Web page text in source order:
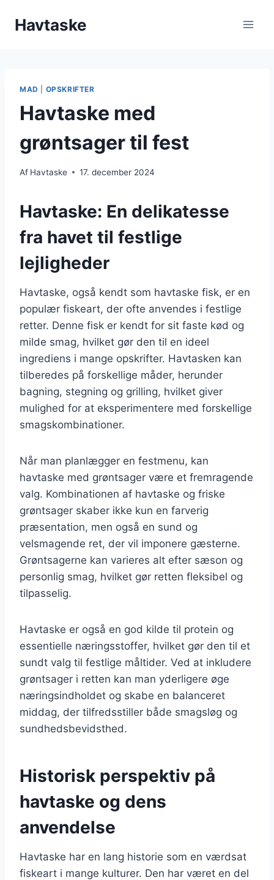
Havtaske
MAD OPSKRIFTER
Havtaske med
grøntsager til fest
Af Havtaske 17. december 2024
Havtaske: En delikatesse
fra havet til festlige
lejligheder
Havtaske, også kendt som havtaske fisk, er en
populær fiskeart, der ofte anvendes i festlige
retter. Denne fisk er kendt for sit faste kød og
milde smag, hvilket gør den til en ideel
ingrediens i mange opskrifter. Havtasken kan
tilberedes på forskellige måder, herunder
bagning, stegning og grilling, hvilket giver
mulighed for at eksperimentere med forskellige
smagskombinationer.
Når man planlægger en festmenu, kan
havtaske med grøntsager være et fremragende
valg. Kombinationen af havtaske og friske
grøntsager skaber ikke kun en farverig
præsentation, men også en sund og
velsmagende ret, der vil imponere gæsterne.
Grøntsagerne kan varieres alt efter sæson og
personlig smag, hvilket gør retten fleksibel og
tilpasselig.
Havtaske er også en god kilde til protein og
essentielle næringsstoffer, hvilket gør den til et
sundt valg til festlige måltider. Ved at inkludere
grøntsager i retten kan man yderligere øge
næringsindholdet og skabe en balanceret
middag, der tilfredsstiller både smagsløg og
sundhedsbevidsthed.
Historisk perspektiv på
havtaske og dens
anvendelse
Havtaske har en lang historie som en værdsat
fiskeart i mange kulturer. Den har været en del